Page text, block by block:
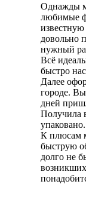
Однажды
любимые
известную
довольно
нужный
Всё
быстро
Далее
городе.
дней
Получила
упаковано.
К плюсам
быструю
долго не